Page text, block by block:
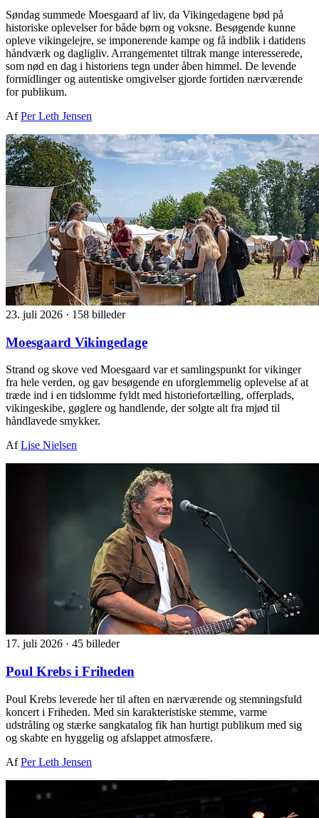
Søndag summede Moesgaard af liv, da Vikingedagene bød på
historiske oplevelser for både børn og voksne. Besøgende kunne
opleve vikingelejre, se imponerende kampe og få indblik i datidens
håndværk og dagligliv. Arrangementet tiltrak mange interesserede,
som nød en dag i historiens tegn under åben himmel. De levende
formidlinger og autentiske omgivelser gjorde fortiden nærværende
for publikum.
AfPer Leth Jensen
23. juli 2026 · 158 billeder
Moesgaard Vikingedage
Strand og skove ved Moesgaard var et samlingspunkt for vikinger
fra hele verden, og gav besøgende en uforglemmelig oplevelse af at
træde ind i en tidslomme fyldt med historiefortælling, offerplads,
vikingeskibe, gøglere og handlende, der solgte alt fra mjød til
håndlavede smykker.
AfLise Nielsen
17. juli 2026 · 45 billeder
Poul Krebs i Friheden
Poul Krebs leverede her til aften en nærværende og stemningsfuld
koncert i Friheden. Med sin karakteristiske stemme, varme
udstråling og stærke sangkatalog fik han hurtigt publikum med sig
og skabte en hyggelig og afslappet atmosfære.
AfPer Leth Jensen